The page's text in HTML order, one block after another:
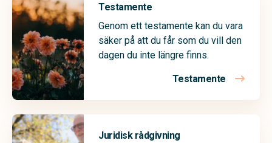
Testamente
Genom ett testamente kan du vara
säker på att du får som du vill den
dagen du inte längre finns.
Testamente
Juridisk rådgivning